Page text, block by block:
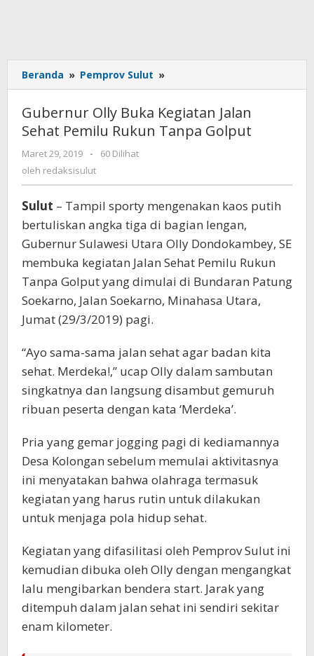
Beranda » Pemprov Sulut »
Olly
Kegiatan
Jalan
Golput
Gubernur Olly Buka Kegiatan Jalan
Sehat Pemilu Rukun Tanpa Golput
Maret 29, 2019
oleh
redaksisulut
-
60 Dilihat
oleh redaksisulut
Sulut – Tampil sporty mengenakan kaos putih
bertuliskan angka tiga di bagian lengan,
Gubernur Sulawesi Utara Olly Dondokambey, SE
membuka kegiatan Jalan Sehat Pemilu Rukun
Tanpa Golput yang dimulai di Bundaran Patung
Soekarno, Jalan Soekarno, Minahasa Utara,
Jumat (29/3/2019) pagi.
“Ayo sama-sama jalan sehat agar badan kita
sehat. Merdeka!,” ucap Olly dalam sambutan
singkatnya dan langsung disambut gemuruh
ribuan peserta dengan kata ‘Merdeka’.
Pria yang gemar jogging pagi di kediamannya
Desa Kolongan sebelum memulai aktivitasnya
ini menyatakan bahwa olahraga termasuk
kegiatan yang harus rutin untuk dilakukan
untuk menjaga pola hidup sehat.
Kegiatan yang difasilitasi oleh Pemprov Sulut ini
kemudian dibuka oleh Olly dengan mengangkat
lalu mengibarkan bendera start. Jarak yang
ditempuh dalam jalan sehat ini sendiri sekitar
enam kilometer.